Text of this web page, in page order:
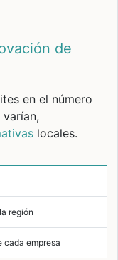
en el número
locales.
región
cada empresa